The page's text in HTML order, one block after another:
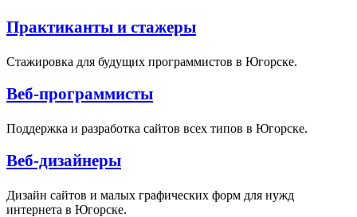
Практиканты и стажеры
Стажировка для будущих программистов в Югорске.
Веб-программисты
Поддержка и разработка сайтов всех типов в Югорске.
Веб-дизайнеры
Дизайн сайтов и малых графических форм для нужд
интернета в Югорске.